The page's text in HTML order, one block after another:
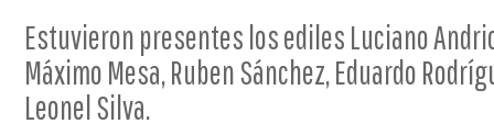
Estuvieron presentes los ediles Luciano
Máximo Mesa, Ruben Sánchez, Eduardo
Leonel Silva.